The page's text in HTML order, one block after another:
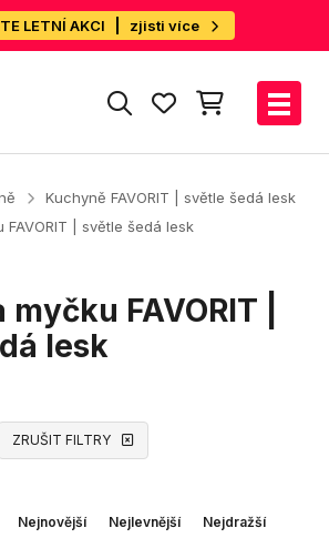
LETNÍ AKCI zjisti více
Kuchyně FAVORIT | světle šedá lesk
FAVORIT | světle šedá lesk
FAVORIT |
lesk
ZRUŠIT FILTRY
Nejnovější Nejlevnější Nejdražší